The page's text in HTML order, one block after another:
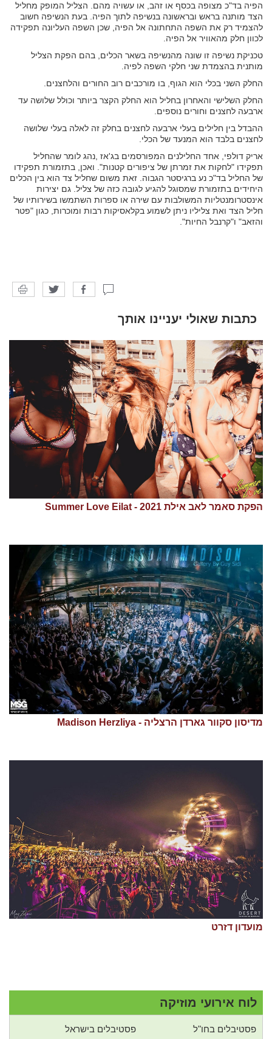
הפיה בד"כ מצופה בכסף או זהב, או עשויה מהם. הצליל המופק מחליל
הצד מותנה בראש ובראשונה בנשיפה לתוך הפיה. בעת הנשיפה חשוב
להצמיד רק את השפה התחתונה אל הפיה, שכן השפה העליונה תפקידה
לכוון חלק מהאוויר אל הפיה.
טכניקת נשיפה זו שונה מהנשיפה בשאר הכלים, בהם הפקת הצליל
מותנית בהצמדת שני חלקי השפה לפיה.
החלק השני בכלי הוא הגוף, בו מורכבים רוב החורים והלחצנים.
החלק השלישי והאחרון בחליל הוא החלק הקצר ביותר וכולל שלושה עד
ארבעה לחצנים וחורים נוספים.
ההבדל בין חלילים בעלי ארבעה לחצנים בחלק זה לאלה בעלי שלושה
לחצנים בלבד הוא המנעד של הכלי.
אריק דולפי, אחד החלילנים המפורסמים בג'אז ,נהג לומר שהחליל
תפקידו "לחקות את זמרתן של ציפורים קטנות". ואכן, בתזמורת תפקידו
של החליל בד"כ נע ברגיסטר הגבוה. זאת משום שחליל צד הוא בין הכלים
היחידים בתזמורת שמסוגל להגיע לגובה כזה של צליל. גם יצירות
אינסטרומנטליות המשולבות עם שירה או ספרות השתמשו בשירותיו של
חליל הצד ואת צליליו ניתן לשמוע בקלאסיקות רבות ומוכרות, כגון "פטר
והזאב" ו"קרנבל החיות".
כתבות שאולי יעניינו אותך
הפקת סאמר לאב אילת 2021 - Summer Love Eilat
מדיסון סקוור גארדן הרצליה - Madison Herzliya
מועדון דזרט
לוח אירועי מוזיקה
פסטיבלים בחו"ל פסטיבלים בישראל